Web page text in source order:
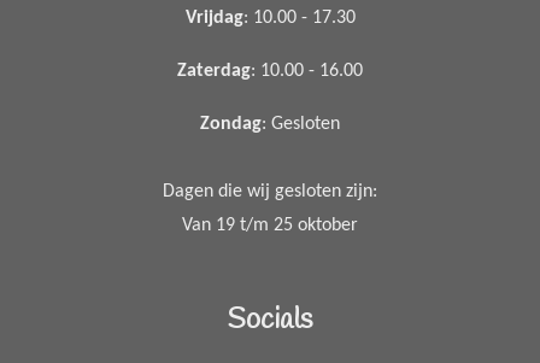
Vrijdag: 10.00 - 17.30
Zaterdag: 10.00 - 16.00
Zondag: Gesloten
Dagen die wij gesloten zijn:
Van 19 t/m 25 oktober
Socials